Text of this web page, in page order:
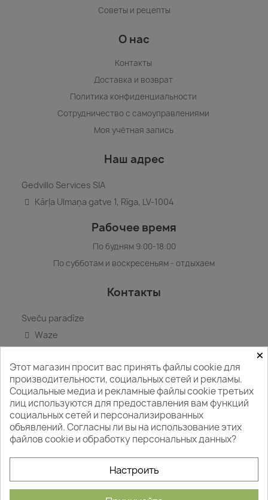
Советы и рецепты
О нас
Контакты
Доставка и возврат
Политика конфиденциальности
Сотрудничество с самоуправлениями
Моя учётная запись
Наш адрес
Gedvillo Services SIA
Kārļa Ulmaņa gatve 1, Rīga, LV-1004
Рабочее время
По будням 9:00-18:00
По субботам и воскресеньям - отдыхаем
Контакты
Sveču paradīze
Waze
+371 29412418
WhatsApp
info@svecuparadize.lv
Следите за нами
×
Этот магазин просит вас принять файлы cookie для
производительности, социальных сетей и рекламы.
Социальные медиа и рекламные файлы cookie третьих
лиц используются для предоставления вам функций
социальных сетей и персонализированных
объявлений. Согласны ли вы на использование этих
файлов cookie и обработку персональных данных?
Настроить